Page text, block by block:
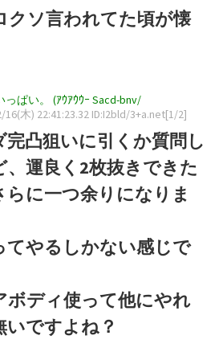
クソ言われてた頃が懐
ぱい。 (ｱｳｱｳｳｰ Sacd-bnv/
16(木) 22:41:23.32 ID:I2bld/3+a.net[1/2]
凸狙いに引くか質問し
運良く2枚抜きできた
に一つ余りになりま
てやるしかない感じで
ボディ使って他にやれ
ですよね？